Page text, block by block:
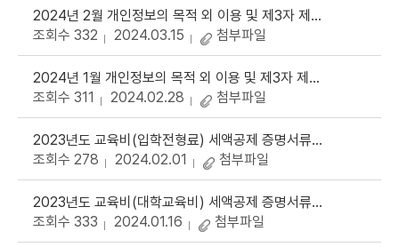
2024년 2월 개인정보의 목적 외 이용 및 제3자 제공 대장
조회수 332
2024.03.15 첨부파일
2024년 1월 개인정보의 목적 외 이용 및 제3자 제공 대장
조회수 311
2024.02.28 첨부파일
2023년도 교육비(입학전형료) 세액공제 증명서류 자료 제공
조회수 278
2024.02.01 첨부파일
2023년도 교육비(대학교육비) 세액공제 증명서류 자료 제공
조회수 333
2024.01.16 첨부파일